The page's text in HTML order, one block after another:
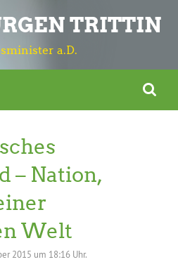
TRITTIN
a.D.
– Nation,
Welt
2015 um 18:16 Uhr.